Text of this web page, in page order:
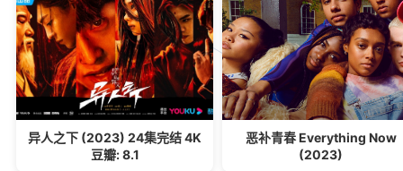
异人之下 (2023) 24集完结 4K
豆瓣: 8.1
恶补青春 Everything Now
(2023)